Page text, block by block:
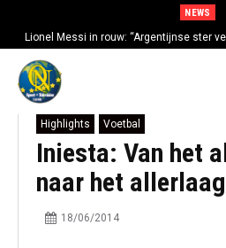
NEWS
Lionel Messi in rouw: “Argentijnse ster
leeftijd na
Highlights Voetbal
Iniesta: Van het
naar het
18/06/2014